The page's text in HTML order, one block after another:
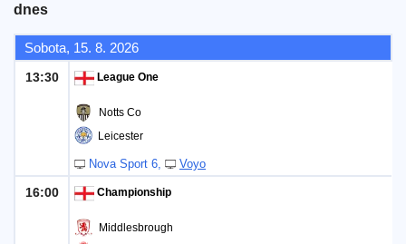
dnes
Sobota, 15. 8. 2026
13:30 League One
Notts Co
Leicester
Nova Sport 6 Voyo
16:00 Championship
Middlesbrough